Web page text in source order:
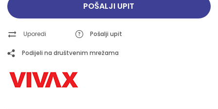
POŠALJI UPIT
Uporedi Pošalji upit
Podijeli na društvenim mrežama